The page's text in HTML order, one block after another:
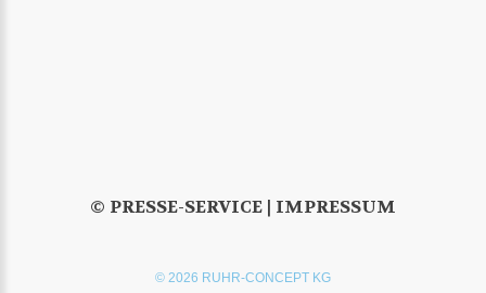
© PRESSE-SERVICE | IMPRESSUM
© 2026 RUHR-CONCEPT KG